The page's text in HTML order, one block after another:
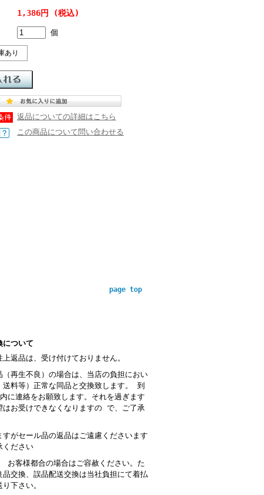
1,386円 (税込)
個
あり
返品についての詳細はこちら
この商品について問い合わせる
page top
について
返品は、受け付けておりません。
（再生不良）の場合は、当店の負担におい
送料等）正常な同品と交換致します。 到
に連絡をお願致します。それを過ぎます
はお受けできなくなりますの で、ご了承
すがセール品の返品はご遠慮くださいます
ください
お客様都合の場合はご容赦ください。た
品交換、誤品配送交換は当社負担にて着払
下さい。